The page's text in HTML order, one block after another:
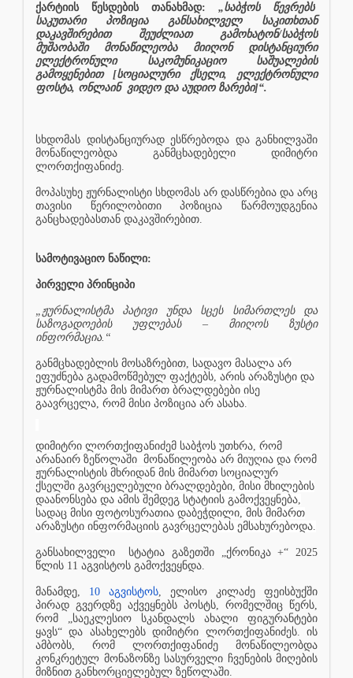
ქარტიის წესდების თანახმად: „საბჭოს წევრებს
საკუთარი პოზიცია განსახილველ საკითხთან
დაკავშირებით შეუძლიათ გამოხატონ/საბჭოს
მუშაობაში მონაწილეობა მიიღონ დისტანციური
ელექტრონული საკომუნიკაციო საშუალების
გამოყენებით [სოციალური ქსელი, ელექტრონული
ფოსტა, ონლაინ ვიდეო და აუდიო ზარები]“.
სხდომას დისტანციურად ესწრებოდა და განხილვაში
მონაწილეობდა განმცხადებელი დიმიტრი
ლორთქიფანიძე.
მოპასუხე ჟურნალისტი სხდომას არ დასწრებია და არც
თავისი წერილობითი პოზიცია წარმოუდგენია
განცხადებასთან დაკავშირებით.
სამოტივაციო ნაწილი:
პირველი პრინციპი
„ჟურნალისტმა პატივი უნდა სცეს სიმართლეს და
საზოგადოების უფლებას – მიიღოს ზუსტი
ინფორმაცია.“
განმცხადებლის მოსაზრებით, სადავო მასალა არ
ეფუძნება გადამოწმებულ ფაქტებს, არის არაზუსტი და
ჟურნალისტმა მის მიმართ ბრალდებები ისე
გაავრცელა, რომ მისი პოზიცია არ ასახა.
დიმიტრი ლორთქიფანიძემ საბჭოს უთხრა, რომ
არანაირ ზეწოლაში მონაწილეობა არ მიუღია და რომ
ჟურნალისტის მხრიდან მის მიმართ სოციალურ
ქსელში გავრცელებული ბრალდებები, მისი მხილების
დაანონსება და ამის შემდეგ სტატიის გამოქვეყნება,
სადაც მისი ფოტოსურათია დაბეჭდილი, მის მიმართ
არაზუსტი ინფორმაციის გავრცელებას ემსახურებოდა.
განსახილველი
სტატია გაზეთში „ქრონიკა +“ 2025
წლის 11 აგვისტოს გამოქვეყნდა.
მანამდე, 10 აგვისტოს , ელისო კილაძე ფეისბუქში
პირად გვერდზე აქვეყნებს პოსტს, რომელშიც წერს,
რომ „საეკლესიო სკანდალს ახალი ფიგურანტები
ყავს“ და ასახელებს დიმიტრი ლორთქიფანიძეს. ის
ამბობს, რომ ლორთქიფანიძე მონაწილეობდა
კონკრეტულ მონაზონზე სასურველი ჩვენების მიღების
მიზნით განხორციელებულ ზეწოლაში.